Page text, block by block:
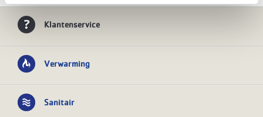
Klantenservice
Verwarming
Sanitair